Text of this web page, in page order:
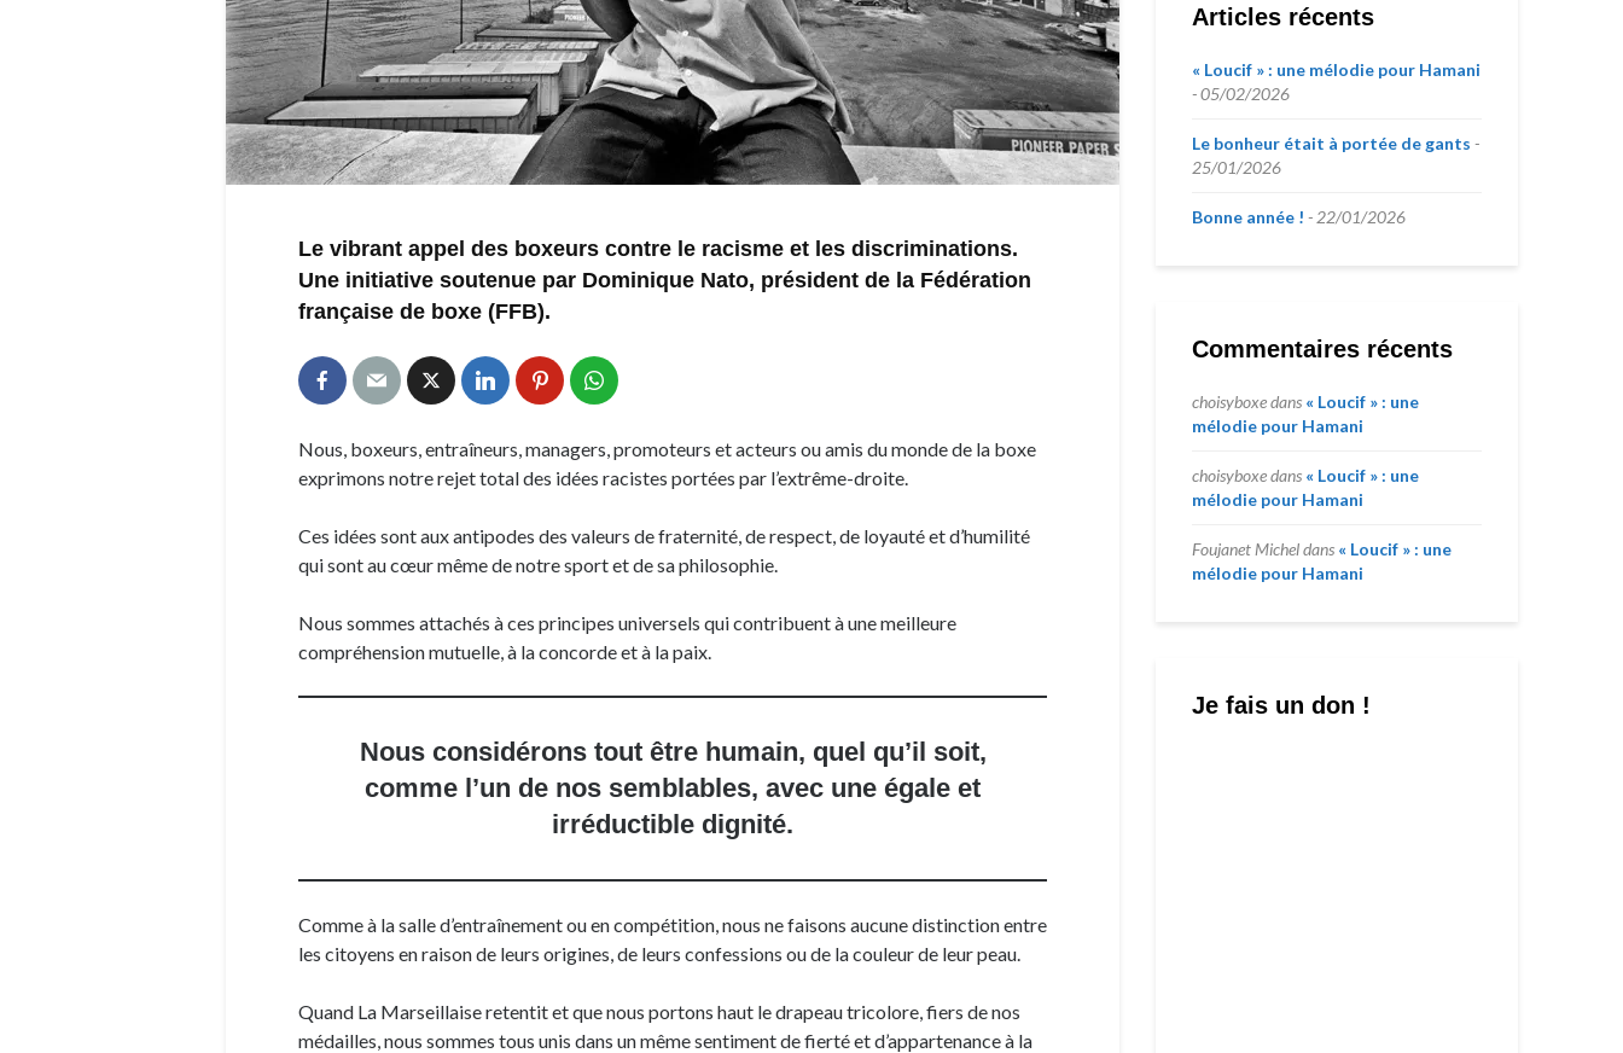
Le vibrant appel des boxeurs contre le racisme et les discriminations.
Une initiative soutenue par Dominique Nato, président de la Fédération
française de boxe (FFB).
Nous, boxeurs, entraîneurs, managers, promoteurs et acteurs ou amis du monde de la boxe
exprimons notre rejet total des idées racistes portées par l’extrême-droite.
Ces idées sont aux antipodes des valeurs de fraternité, de respect, de loyauté et d’humilité
qui sont au cœur même de notre sport et de sa philosophie.
Nous sommes attachés à ces principes universels qui contribuent à une meilleure
compréhension mutuelle, à la concorde et à la paix.
Nous considérons tout être humain, quel qu’il soit,
comme l’un de nos semblables, avec une égale et
irréductible dignité.
Comme à la salle d’entraînement ou en compétition, nous ne faisons aucune distinction entre
les citoyens en raison de leurs origines, de leurs confessions ou de la couleur de leur peau.
Quand La Marseillaise retentit et que nous portons haut le drapeau tricolore, fiers de nos
médailles, nous sommes tous unis dans un même sentiment de fierté et d’appartenance à la
Articles récents
« Loucif » : une mélodie pour Hamani
05/02/2026
Le bonheur était à portée de gants
25/01/2026
Bonne année ! 22/01/2026
Commentaires récents
choisyboxedans « Loucif » : une
mélodie pour Hamani
choisyboxedans « Loucif » : une
mélodie pour Hamani
Foujanet Micheldans « Loucif » : une
mélodie pour Hamani
Je fais un don !